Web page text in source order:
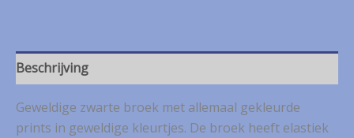
gekleurde
prints
54
aantal
Beschrijving
Geweldige zwarte broek met allemaal gekleurde
prints in geweldige kleurtjes. De broek heeft elastiek